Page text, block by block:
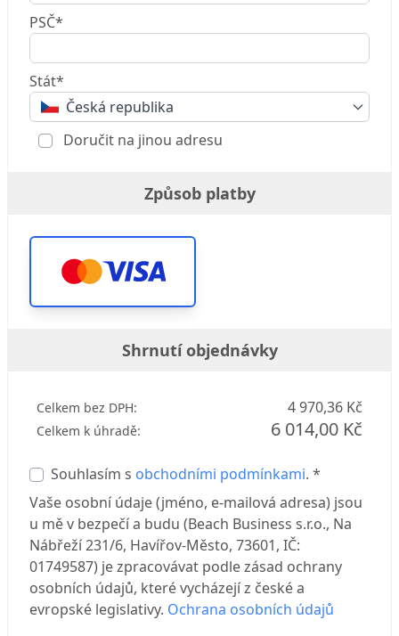
PSČ*
Stát*
Česká republika
Doručit na jinou adresu
Způsob platby
Shrnutí objednávky
Celkem bez DPH: 4 970,36 Kč
Celkem k úhradě: 6 014,00 Kč
Souhlasím s obchodními podmínkami. *
Vaše osobní údaje (jméno, e-mailová adresa) jsou
u mě v bezpečí a budu (Beach Business s.r.o., Na
Nábřeží 231/6, Havířov-Město, 73601, IČ:
01749587) je zpracovávat podle zásad ochrany
osobních údajů, které vycházejí z české a
evropské legislativy. Ochrana osobních údajů